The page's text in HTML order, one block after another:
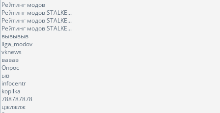
Рейтинг модов
Рейтинг модов STALKE...
Рейтинг модов STALKE...
Рейтинг модов STALKE...
вывывыв
liga_modov
vknews
вавав
Опрос
ыв
infocentr
kopilka
788787878
цжлжлж